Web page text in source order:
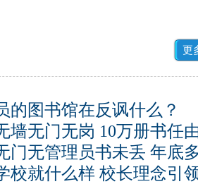
更
的图书馆在反讽什么？
墙无门无岗 10万册书任
门无管理员书未丢 年底
校就什么样 校长理念引